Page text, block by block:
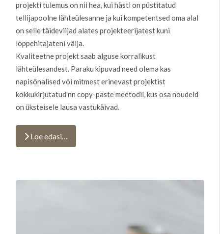
projekti tulemus on nii hea, kui hästi on püstitatud
tellijapoolne lähteülesanne ja kui kompetentsed oma alal
on selle täideviijad alates projekteerijatest kuni
lõppehitajateni välja.
Kvaliteetne projekt saab alguse korralikust
lähteülesandest. Paraku kipuvad need olema kas
napisõnalised või mitmest erinevast projektist
kokkukirjutatud nn copy-paste meetodil, kus osa nõudeid
on üksteisele lausa vastukäivad.
Loe edasi…